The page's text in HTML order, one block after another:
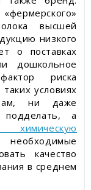
высшей
низкого
о поставках
дошкольное
риска
условиях
ни даже
а
химическую
необходимые
качество
в среднем